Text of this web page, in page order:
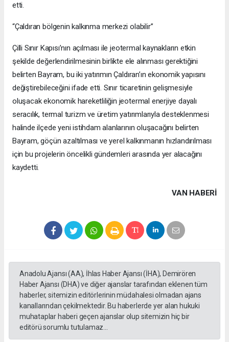
etti.
“Çaldıran bölgenin kalkınma merkezi olabilir”
Çilli Sınır Kapısı’nın açılması ile jeotermal kaynakların etkin
şekilde değerlendirilmesinin birlikte ele alınması gerektiğini
belirten Bayram, bu iki yatırımın Çaldıran’ın ekonomik yapısını
değiştirebileceğini ifade etti. Sınır ticaretinin gelişmesiyle
oluşacak ekonomik hareketliliğin jeotermal enerjiye dayalı
seracılık, termal turizm ve üretim yatırımlarıyla desteklenmesi
halinde ilçede yeni istihdam alanlarının oluşacağını belirten
Bayram, göçün azaltılması ve yerel kalkınmanın hızlandırılması
için bu projelerin öncelikli gündemleri arasında yer alacağını
kaydetti.
VAN HABERİ
Anadolu Ajansı (AA), İhlas Haber Ajansı (İHA), Demirören
Haber Ajansı (DHA) ve diğer ajanslar tarafından eklenen tüm
haberler, sitemizin editörlerinin müdahalesi olmadan ajans
kanallarından çekilmektedir. Bu haberlerde yer alan hukuki
muhataplar haberi geçen ajanslar olup sitemizin hiç bir
editörü sorumlu tutulamaz...